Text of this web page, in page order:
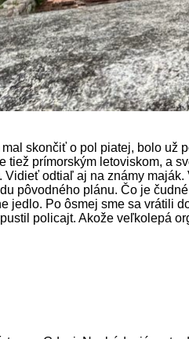
skončiť o pol piatej, bolo už
tiež prímorským letoviskom, a
odtiaľ aj na známy
pôvodného plánu. Čo je
jedlo. Po ôsmej sme sa vrátili
policajt. Akože veľkolepá